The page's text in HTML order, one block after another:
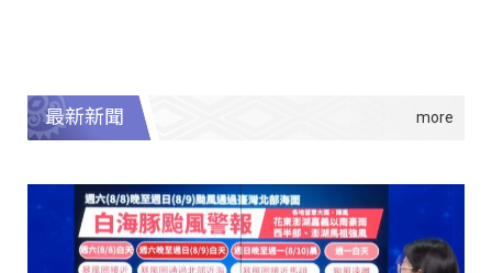
最新新聞